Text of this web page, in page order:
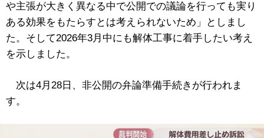
や主張が大きく異なる中で公開での議論を行っても実り
ある効果をもたらすとは考えられないため」としまし
た。そして2026年3月中にも解体工事に着手したい考え
を示しました。
次は4月28日、非公開の弁論準備手続きが行われま
す。